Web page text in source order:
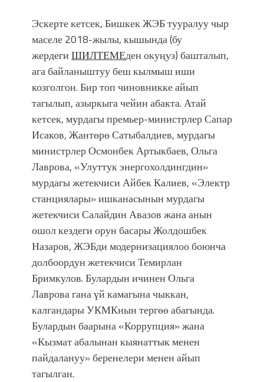
Эскерте кетсек, Бишкек ЖЭБ тууралуу чыр
маселе 2018-жылы, кышында (бу
жердегиШИЛТЕМЕден окуңуз) башталып,
ага байланыштуу беш кылмыш иши
козголгон. Бир топ чиновникке айып
тагылып, азыркыга чейин абакта. Атай
кетсек, мурдагы премьер-министрлер Сапар
Исаков, Жантөрө Сатыбалдиев, мурдагы
министрлер Осмонбек Артыкбаев, Ольга
Лаврова, «Улуттук энергохолдингдин»
мурдагы жетекчиси Айбек Калиев, «Электр
станциялары» ишканасынын мурдагы
жетекчиси Салайдин Авазов жана анын
ошол кездеги орун басары Жолдошбек
Назаров, ЖЭБди модернизациялоо боюнча
долбоордун жетекчиси Темирлан
Бримкулов. Булардын ичинен Ольга
Лаврова гана үй камагына чыккан,
калгандары УКМКнын тергөө абагында.
Булардын баарына «Коррупция» жана
«Кызмат абалынан кыянаттык менен
пайдалануу» беренелери менен айып
тагылган.